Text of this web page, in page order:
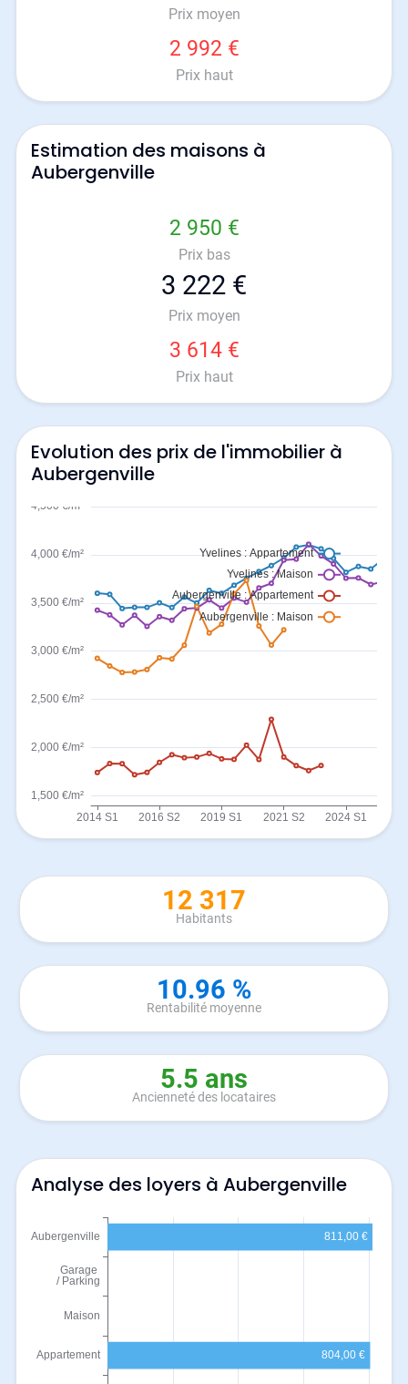
Prix moyen
2 992 €
Prix haut
Estimation des maisons à
Aubergenville
2 950 €
Prix bas
3 222 €
Prix moyen
3 614 €
Prix haut
Evolution des prix de l'immobilier à
Aubergenville
12 317
Habitants
10.96 %
Rentabilité moyenne
5.5 ans
Ancienneté des locataires
Analyse des loyers à Aubergenville